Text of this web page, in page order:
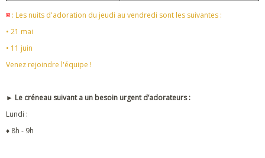
¤ : Les nuits d'adoration du jeudi au vendredi sont les suivantes :
• 21 mai
• 11 juin
Venez rejoindre l'équipe !
► Le créneau suivant a un besoin urgent d’adorateurs :
Lundi :
♦ 8h - 9h